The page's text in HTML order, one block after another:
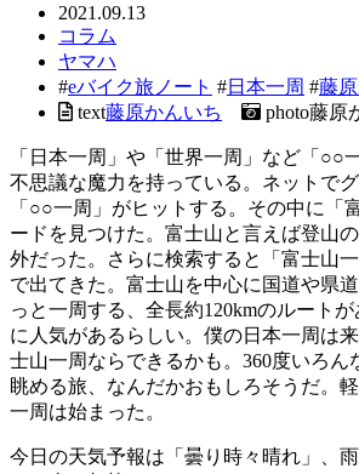
2021.09.13
コラム
ヤマハ
#eバイク旅ノート #日本一周 #藤
text藤原かんいち photo藤原
「日本一周」や「世界一周」など「○○
不思議な魔力を持っている。ネットで
「○○一周」がヒットする。その中に「
ードを見つけた。富士山と言えば登山
外だった。さらに検索すると「富士山
で出てきた。富士山を中心に国道や県
っと一周する、全長約120kmのルート
に人気があるらしい。僕の日本一周は
士山一周ならできるかも。360度いろん
眺める旅、なんだかおもしろそうだ。
一周は始まった。
今日の天気予報は「曇り時々晴れ」、